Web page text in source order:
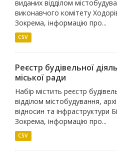
виданих відділом
виконавчого комітету
Зокрема, інформацію про...
CSV
Реєстр будівельної
міської ради
Набір містить реєстр
відділом містобудування,
відносин та інфраструктури
Зокрема, інформацію про...
CSV